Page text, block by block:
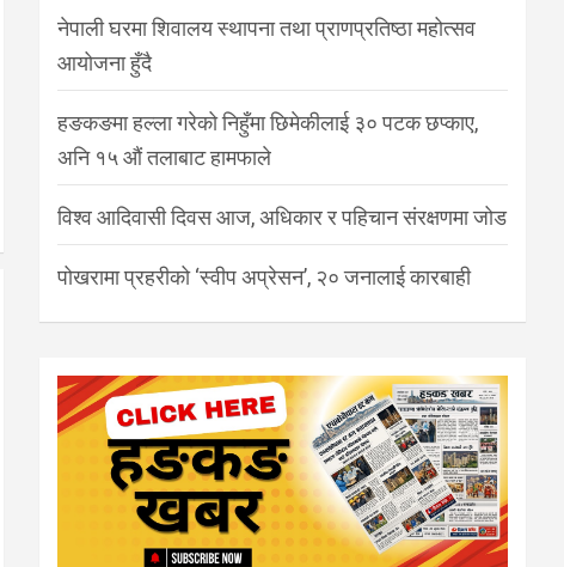
नेपाली घरमा शिवालय स्थापना तथा प्राणप्रतिष्ठा महोत्सव
आयोजना हुँदै
हङकङमा हल्ला गरेको निहुँमा छिमेकीलाई ३० पटक छप्काए,
अनि १५ औं तलाबाट हामफाले
विश्व आदिवासी दिवस आज, अधिकार र पहिचान संरक्षणमा जोड
पोखरामा प्रहरीको ‘स्वीप अप्रेसन’, २० जनालाई कारबाही